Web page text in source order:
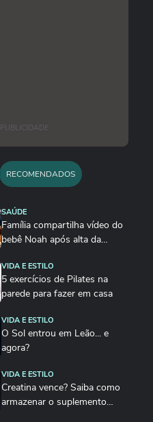
PUBLICIDADE
RECOMENDADOS
SAÚDE
Família compartilha vídeo do
bebê Noah após alta da
VIDA E ESTILO
5 exercícios de Pilates na
parede para fazer em casa
VIDA E ESTILO
O Sol entrou em Leão... e
agora?
VIDA E ESTILO
Creatina vence? Saiba como
armazenar o suplemento